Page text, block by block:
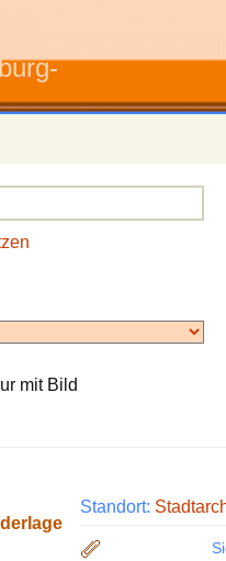
mit Bild
Standort: